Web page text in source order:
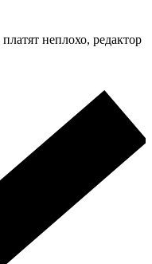
неплохо, редактор